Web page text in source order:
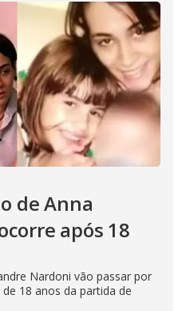
de Anna
após 18
Nardoni vão passar por
18 anos da partida de